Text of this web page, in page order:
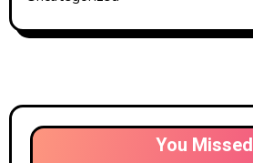
You Missed